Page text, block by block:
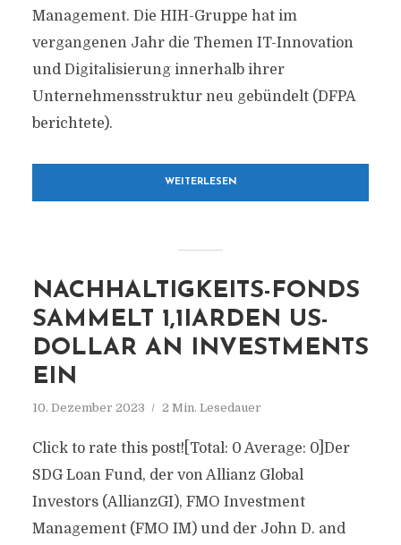
Management. Die HIH-Gruppe hat im
vergangenen Jahr die Themen IT-Innovation
und Digitalisierung innerhalb ihrer
Unternehmensstruktur neu gebündelt (DFPA
berichtete).
WEITERLESEN
NACHHALTIGKEITS-FONDS
SAMMELT 1,1IARDEN US-
DOLLAR AN INVESTMENTS
EIN
10. Dezember 2023 2 Min. Lesedauer
Click to rate this post![Total: 0 Average: 0]Der
SDG Loan Fund, der von Allianz Global
Investors (AllianzGI), FMO Investment
Management (FMO IM) und der John D. and